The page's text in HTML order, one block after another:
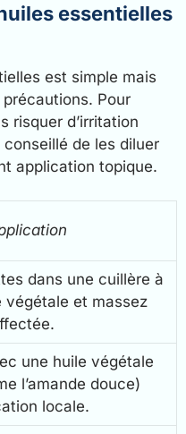
essentielles
est simple mais
Pour
risquer d’irritation
de les diluer
application topique.
dans une cuillère à
végétale et massez
une huile végétale
l’amande douce)
locale.